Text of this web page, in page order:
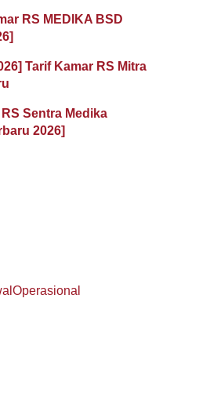
RS MEDIKA BSD
Tarif Kamar RS Mitra
Sentra Medika
2026]